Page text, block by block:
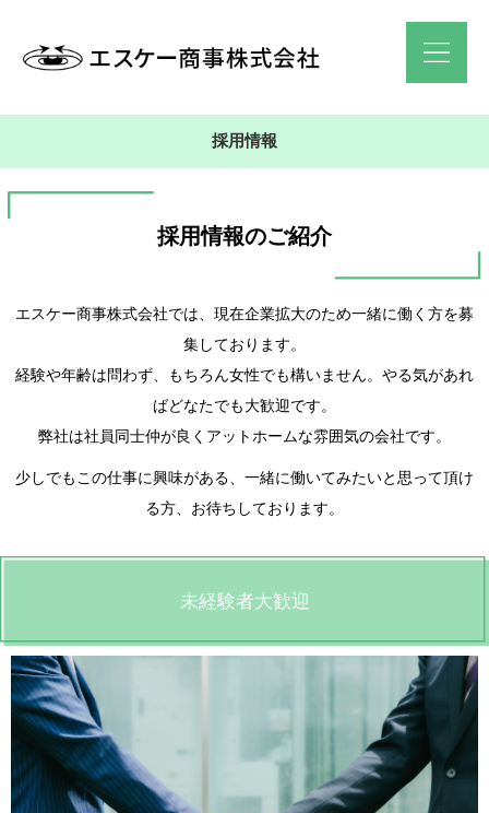
採用情報
採用情報のご紹介
エスケー商事株式会社では、現在企業拡大のため一緒に働く方を募
集しております。
経験や年齢は問わず、もちろん女性でも構いません。やる気があれ
ばどなたでも大歓迎です。
弊社は社員同士仲が良くアットホームな雰囲気の会社です。
少しでもこの仕事に興味がある、一緒に働いてみたいと思って頂け
る方、お待ちしております。
未経験者大歓迎